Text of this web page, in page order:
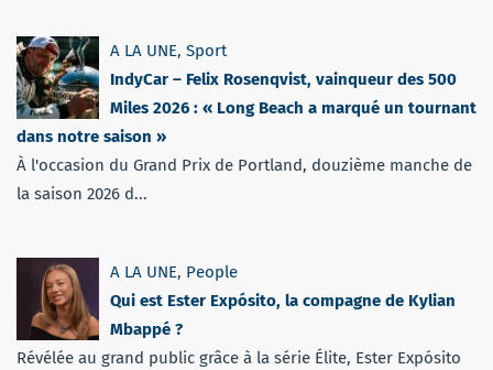
A LA UNE, Sport
IndyCar – Felix Rosenqvist, vainqueur des 500
Miles 2026 : « Long Beach a marqué un tournant
dans notre saison »
À l'occasion du Grand Prix de Portland, douzième manche de
la saison 2026 d...
A LA UNE, People
Qui est Ester Expósito, la compagne de Kylian
Mbappé ?
Révélée au grand public grâce à la série Élite, Ester Expósito